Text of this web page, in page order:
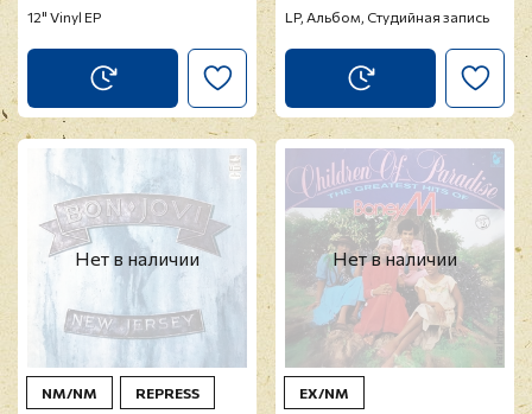
12" Vinyl EP LP, Альбом, Студийная запись
Нет в наличии
NM/NM
REPRESS
Нет в наличии
EX/NM